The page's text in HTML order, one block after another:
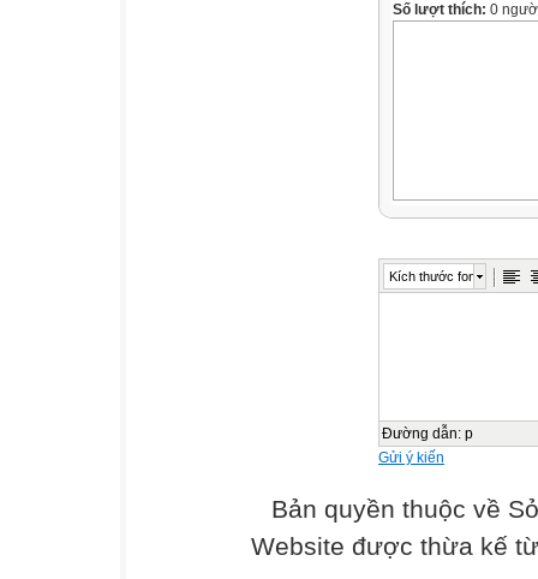
Số lượt thích: 0
Kích thước font
Đường dẫn: p
Gửi ý kiến
Bản quyền thuộc về
Website được thừa kế